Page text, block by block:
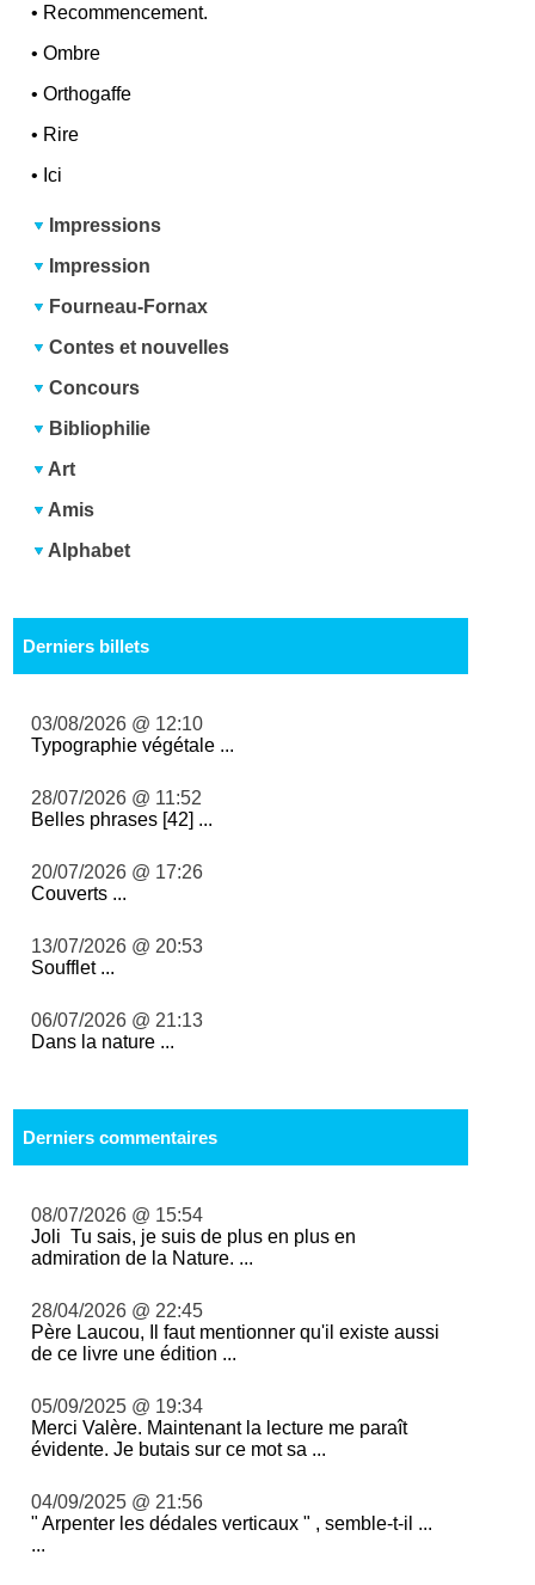
• Recommencement.
•Ombre
•Orthogaffe
• Rire
• Ici
Impressions
Impression
Fourneau-Fornax
Contes et nouvelles
Concours
Bibliophilie
Art
Amis
Alphabet
Derniers billets
03/08/2026 @ 12:10
Typographie végétale ...
28/07/2026 @ 11:52
Belles phrases [42] ...
20/07/2026 @ 17:26
Couverts ...
13/07/2026 @ 20:53
Soufflet ...
06/07/2026 @ 21:13
Dans la nature ...
Derniers commentaires
08/07/2026 @ 15:54
Joli Tu sais, je suis de plus en plus en
admiration de la Nature. ...
28/04/2026 @ 22:45
Père Laucou, Il faut mentionner qu'il existe aussi
de ce livre une édition ...
05/09/2025 @ 19:34
Merci Valère. Maintenant la lecture me paraît
évidente. Je butais sur ce mot sa ...
04/09/2025 @ 21:56
" Arpenter les dédales verticaux " , semble-t-il ...
...